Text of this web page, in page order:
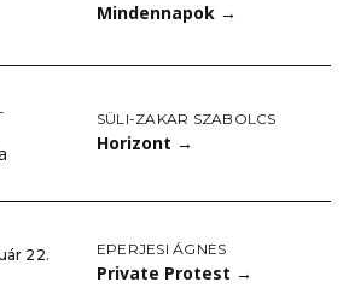
Mindennapok →
SÜLI-ZAKAR SZABOLCS
Horizont →
22. EPERJESI ÁGNES
Private Protest →